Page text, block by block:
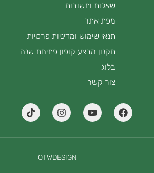
שאלות ותשובות
מפת אתר
תנאי שימוש ומדיניות פרטיות
תקנון מבצע קופון פתיחת שנה
בלוג
צור קשר
F
a
e
Y
o
t
I
n
t
g
r
T
i
t
OTWDESIGN